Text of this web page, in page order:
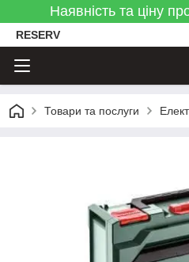
Наявність та ціну
RESERV
Товари та послуги